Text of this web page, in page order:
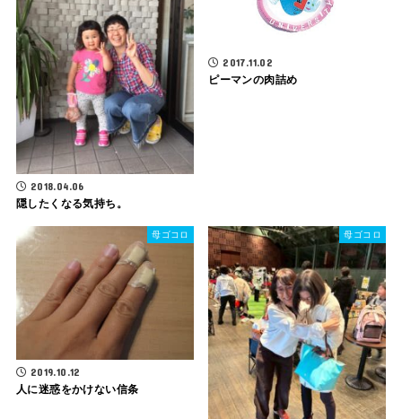
2018.04.06
隠したくなる気持ち。
2017.11.02
ピーマンの肉詰め
母ゴコロ
2019.10.12
人に迷惑をかけない信条
母ゴコロ